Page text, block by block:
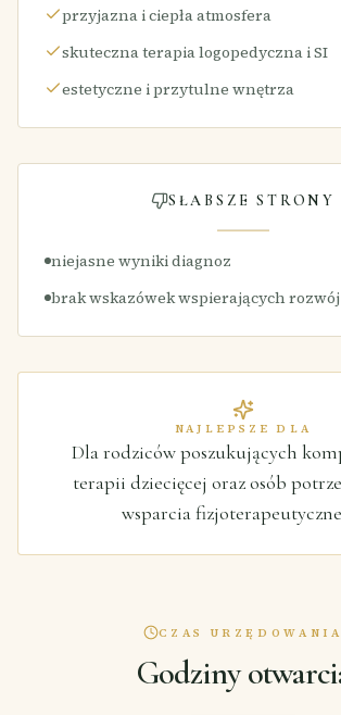
przyjazna i ciepła atmosfera
skuteczna terapia logopedyczna i SI
estetyczne i przytulne wnętrza
SŁABSZE STRONY
niejasne wyniki diagnoz
brak wskazówek wspierających
NAJLEPSZE DLA
Dla rodziców poszukujących
terapii dziecięcej oraz osób
wsparcia
CZAS URZĘDOWANIA
Godziny